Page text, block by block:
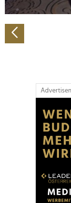
analysieren.
Verwendung
soziale Medien,
Partner führen